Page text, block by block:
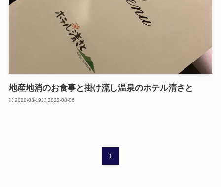
地産地消のお食事と掛け流し温泉のホテル清さと
2020-03-19 2022-08-06
1